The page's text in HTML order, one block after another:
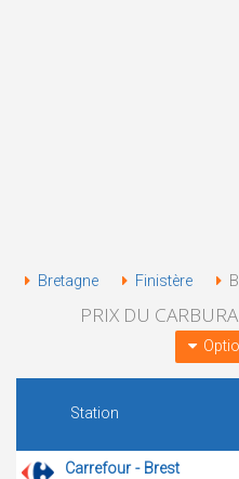
Bretagne Finistère
PRIX DU
Station
Carrefour - Brest